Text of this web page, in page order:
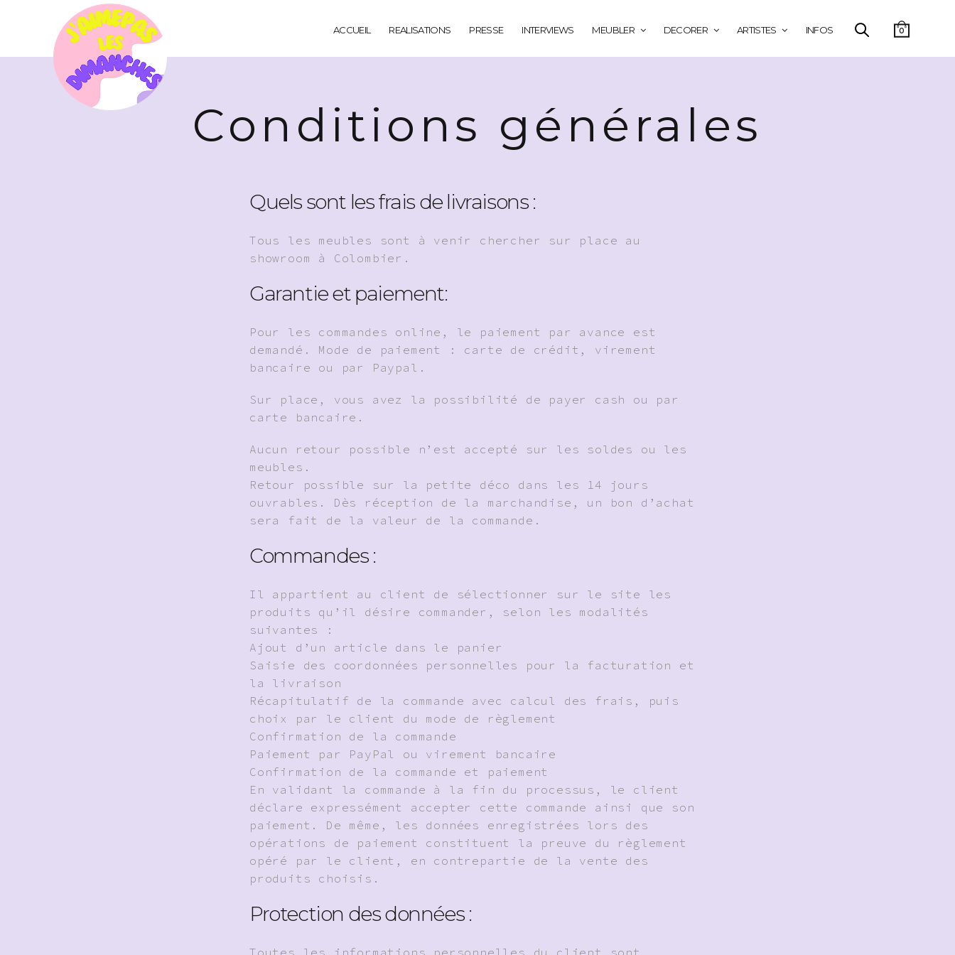
ACCUEIL REALISATIONS PRESSE INTERVIEWS MEUBLER DECORER ARTISTES INFOS 0
Conditions générales
Quels sont les frais de livraisons :
Tous les meubles sont à venir chercher sur place au
showroom à Colombier.
Garantie et paiement:
Pour les commandes online, le paiement par avance est
demandé. Mode de paiement : carte de crédit, virement
bancaire ou par Paypal.
Sur place, vous avez la possibilité de payer cash ou par
carte bancaire.
Aucun retour possible n’est accepté sur les soldes ou les
meubles.
Retour possible sur la petite déco dans les 14 jours
ouvrables. Dès réception de la marchandise, un bon d’achat
sera fait de la valeur de la commande.
Commandes :
Il appartient au client de sélectionner sur le site les
produits qu’il désire commander, selon les modalités
suivantes :
Ajout d’un article dans le panier
Saisie des coordonnées personnelles pour la facturation et
la livraison
Récapitulatif de la commande avec calcul des frais, puis
choix par le client du mode de règlement
Confirmation de la commande
Paiement par PayPal ou virement bancaire
Confirmation de la commande et paiement
En validant la commande à la fin du processus, le client
déclare expressément accepter cette commande ainsi que son
paiement. De même, les données enregistrées lors des
opérations de paiement constituent la preuve du règlement
opéré par le client, en contrepartie de la vente des
produits choisis.
Protection des données :
Toutes les informations personnelles du client sont